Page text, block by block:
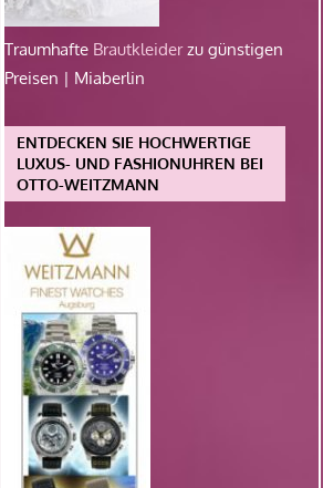
Traumhafte Brautkleiderzu günstigen
Preisen | Miaberlin
ENTDECKEN SIE HOCHWERTIGE
LUXUS- UND FASHIONUHREN BEI
OTTO-WEITZMANN